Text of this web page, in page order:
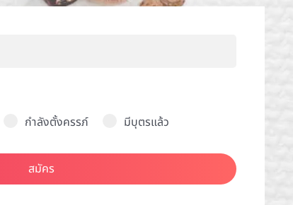
กำลังตั้งครรภ์ มีบุตรแล้ว
สมัคร